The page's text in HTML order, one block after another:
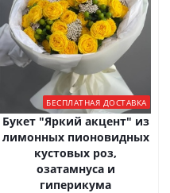
БЕСПЛАТНАЯ ДОСТАВКА
Букет "Яркий акцент" из
лимонных пионовидных
кустовых роз,
озатамнуса и
гиперикума